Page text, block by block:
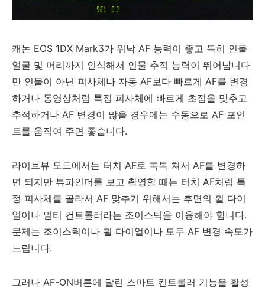
캐논 EOS 1DX Mark3가 워낙 AF 능력이 좋고 특히 인물
얼굴 및 머리까지 인식해서 인물 추적 능력이 뛰어납니다
만 인물이 아닌 피사체나 자동 AF보다 빠르게 AF를 변경
하거나 동영상처럼 특정 피사체에 빠르게 초점을 맞추고
추적하거나 AF 변경이 많을 경우에는 수동으로 AF 포인
트를 움직여 주면 좋습니다.
라이브뷰 모드에서는 터치 AF로 톡톡 쳐서 AF를 변경하
면 되지만 뷰파인더를 보고 촬영할 때는 터치 AF처럼 특
정 피사체를 골라서 AF 맞추기 위해서는 후면의 휠 다이
얼이나 멀티 컨트롤러라는 조이스틱을 이용해야 합니다.
문제는 조이스틱이나 휠 다이얼이나 모두 AF 변경 속도가
느립니다.
그러나 AF-ON버튼에 달린 스마트 컨트롤러 기능을 활성